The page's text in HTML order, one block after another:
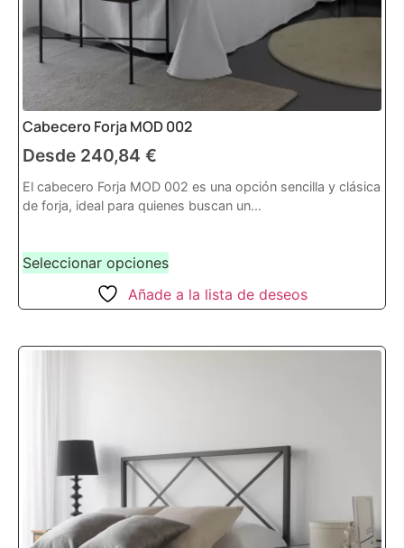
Cabecero Forja MOD 002
Desde 240,84 €
El cabecero Forja MOD 002 es una opción sencilla y clásica
de forja, ideal para quienes buscan un...
Seleccionar opciones
Añade a la lista de deseos